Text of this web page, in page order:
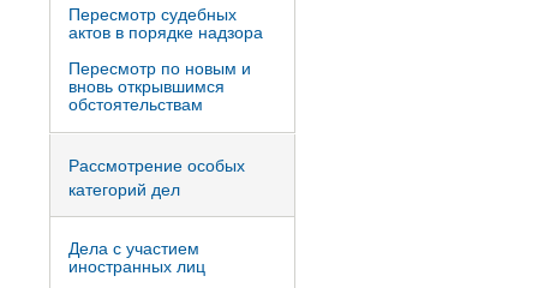
Пересмотр судебных
актов в порядке надзора
Пересмотр по новым и
вновь открывшимся
обстоятельствам
Рассмотрение особых
категорий дел
Дела с участием
иностранных лиц